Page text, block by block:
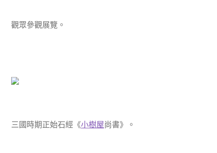
觀眾參觀展覽。
三國時期正始石經《小樹屋尚書》。